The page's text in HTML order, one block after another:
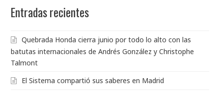
Entradas recientes
Quebrada Honda cierra junio por todo lo alto con las
batutas internacionales de Andrés González y Christophe
Talmont
El Sistema compartió sus saberes en Madrid